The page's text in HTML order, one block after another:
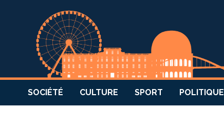
SOCIÉTÉ CULTURE SPORT POLITIQUE